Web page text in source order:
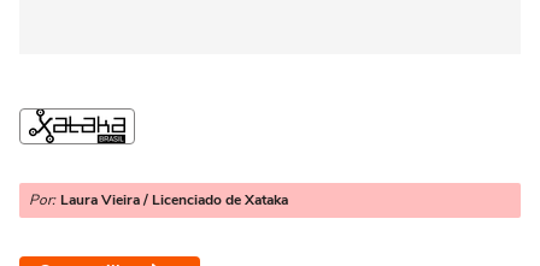
Por: Laura Vieira / Licenciado de Xataka